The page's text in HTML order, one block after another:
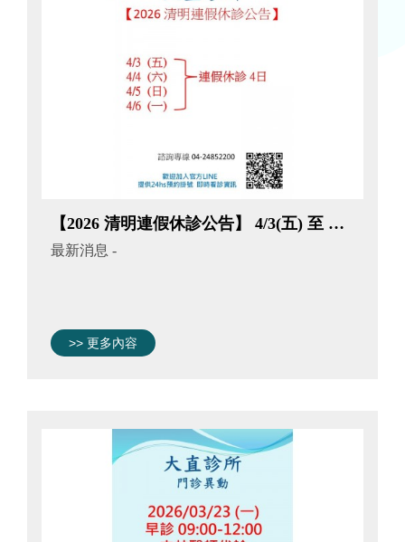
【2026 清明連假休診公告】 4/3(五) 至 4/6(一) 連休四日
最新消息 -
>> 更多內容